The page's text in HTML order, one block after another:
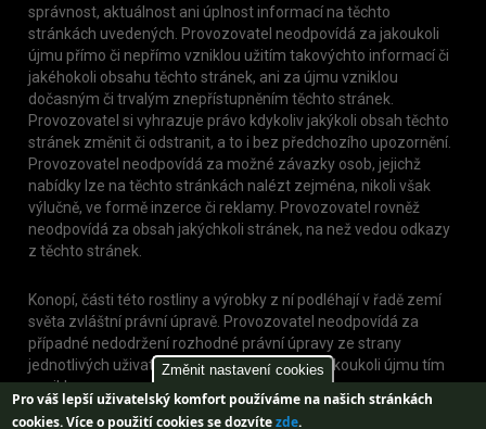
Změnit nastavení cookies
Pro váš lepší uživatelský komfort používáme na našich stránkách
cookies.Více o použití cookies se dozvítezde.
správnost, aktuálnost ani úplnost informací na těchto
stránkách uvedených. Provozovatel neodpovídá za jakoukoli
újmu přímo či nepřímo vzniklou užitím takovýchto informací či
jakéhokoli obsahu těchto stránek, ani za újmu vzniklou
dočasným či trvalým znepřístupněním těchto stránek.
Provozovatel si vyhrazuje právo kdykoliv jakýkoli obsah těchto
stránek změnit či odstranit, a to i bez předchozího upozornění.
Provozovatel neodpovídá za možné závazky osob, jejichž
nabídky lze na těchto stránkách nalézt zejména, nikoli však
výlučně, ve formě inzerce či reklamy. Provozovatel rovněž
neodpovídá za obsah jakýchkoli stránek, na než vedou odkazy
z těchto stránek.
Konopí, části této rostliny a výrobky z ní podléhají v řadě zemí
světa zvláštní právní úpravě. Provozovatel neodpovídá za
případné nedodržení rozhodné právní úpravy ze strany
jednotlivých uživatelů těchto stránek, nebo jakoukoli újmu tím
vzniklou.